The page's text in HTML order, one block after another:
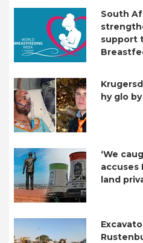
South
support
hy glo
‘We
accuses
land